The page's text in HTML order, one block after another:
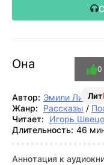
Она
Лит
0
Автор: Эмили Ли
Жанр:
Рассказы /
Читает:
Игорь
Длительность: 46
Аннотация к